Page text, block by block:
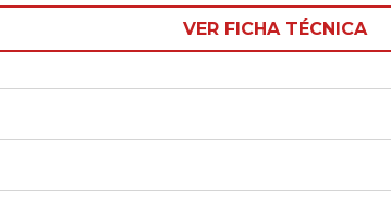
VER FICHA TÉCNICA